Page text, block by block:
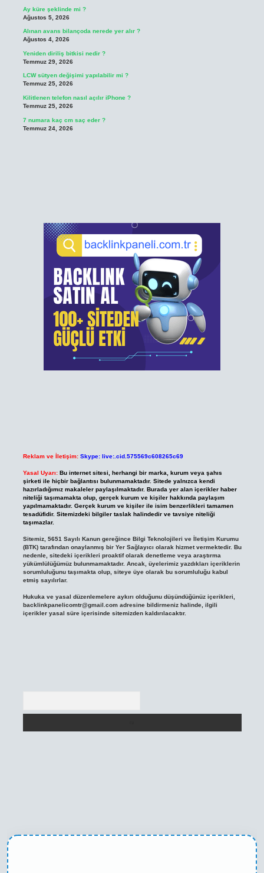
Ay küre şeklinde mi ?
Ağustos 5, 2026
Alınan avans bilançoda nerede yer alır ?
Ağustos 4, 2026
Yeniden diriliş bitkisi nedir ?
Temmuz 29, 2026
LCW sütyen değişimi yapılabilir mi ?
Temmuz 25, 2026
Kilitlenen telefon nasıl açılır iPhone ?
Temmuz 25, 2026
7 numara kaç cm saç eder ?
Temmuz 24, 2026
Reklam ve İletişim: Skype: live:.cid.575569c608265c69
Yasal Uyarı: Bu internet sitesi, herhangi bir marka, kurum veya şahıs
şirketi ile hiçbir bağlantısı bulunmamaktadır. Sitede yalnızca kendi
hazırladığımız makaleler paylaşılmaktadır. Burada yer alan içerikler haber
niteliği taşımamakta olup, gerçek kurum ve kişiler hakkında paylaşım
yapılmamaktadır. Gerçek kurum ve kişiler ile isim benzerlikleri tamamen
tesadüfidir. Sitemizdeki bilgiler taslak halindedir ve tavsiye niteliği
taşımazlar.
Sitemiz, 5651 Sayılı Kanun gereğince Bilgi Teknolojileri ve İletişim Kurumu
(BTK) tarafından onaylanmış bir Yer Sağlayıcı olarak hizmet vermektedir. Bu
nedenle, sitedeki içerikleri proaktif olarak denetleme veya araştırma
yükümlülüğümüz bulunmamaktadır. Ancak, üyelerimiz yazdıkları içeriklerin
sorumluluğunu taşımakta olup, siteye üye olarak bu sorumluluğu kabul
etmiş sayılırlar.
Hukuka ve yasal düzenlemelere aykırı olduğunu düşündüğünüz içerikleri,
backlinkpanelicomtr@gmail.comadresine bildirmeniz halinde, ilgili
içerikler yasal süre içerisinde sitemizden kaldırılacaktır.